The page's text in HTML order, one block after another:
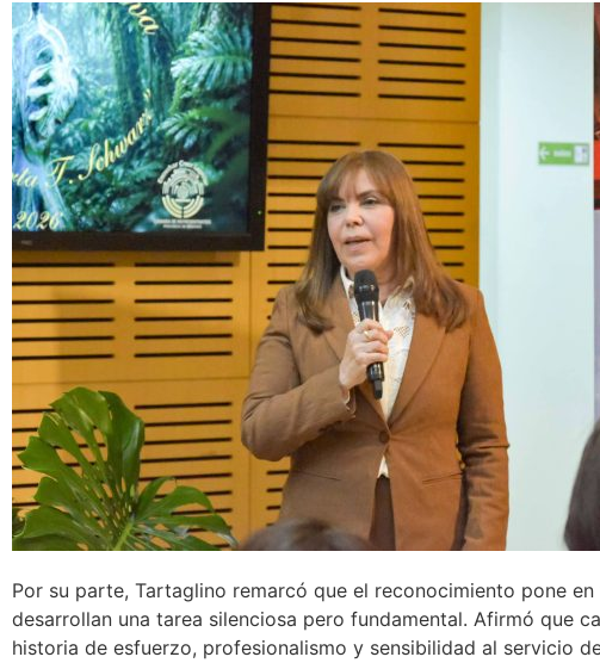
Por su parte, Tartaglino remarcó que el reconocimiento pone
desarrollan una tarea silenciosa pero fundamental. Afirmó que
historia de esfuerzo, profesionalismo y sensibilidad al servicio